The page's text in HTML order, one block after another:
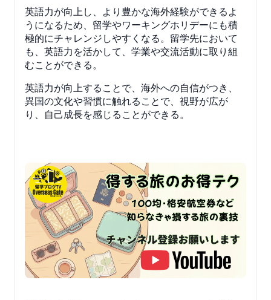
英語力が向上し、より豊かな海外経験ができるよ
うになるため、留学やワーキングホリデーにも積
極的にチャレンジしやすくなる。留学先において
も、英語力を活かして、学業や交流活動に取り組
むことができる。
英語力が向上することで、海外への自信がつき、
異国の文化や習慣に触れることで、視野が広が
り、自己成長を感じることができる。